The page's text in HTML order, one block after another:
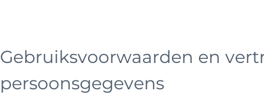
Gebruiksvoorwaarden en
persoonsgegevens